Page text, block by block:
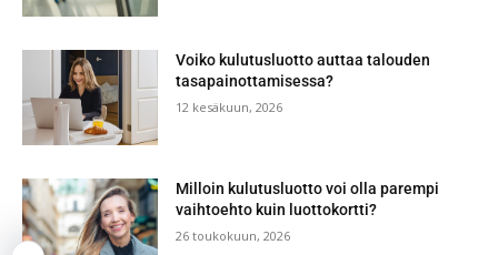
Voiko kulutusluotto auttaa talouden
tasapainottamisessa?
12 kesäkuun, 2026
Milloin kulutusluotto voi olla parempi
vaihtoehto kuin luottokortti?
26 toukokuun, 2026